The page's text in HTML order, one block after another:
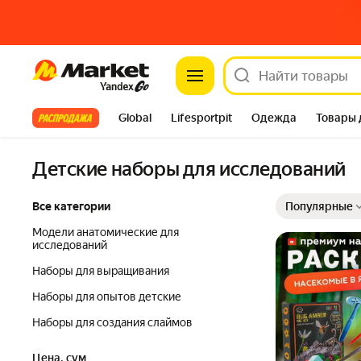
Market
Все хиты Global Lifesportpit Одежда Товары
Детские наборы для исследований
Все категории
Модели анатомические для
исследований
Наборы для выращивания
Наборы для опытов детские
Наборы для создания слаймов
Цена, сум
Популярные